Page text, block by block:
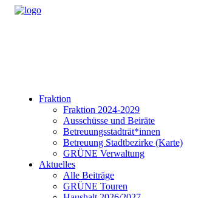
Fraktion
Fraktion 2024-2029
Ausschüsse und Beiräte
Betreuungsstadträt*innen
Betreuung Stadtbezirke (Karte)
GRÜNE Verwaltung
Aktuelles
Alle Beiträge
GRÜNE Touren